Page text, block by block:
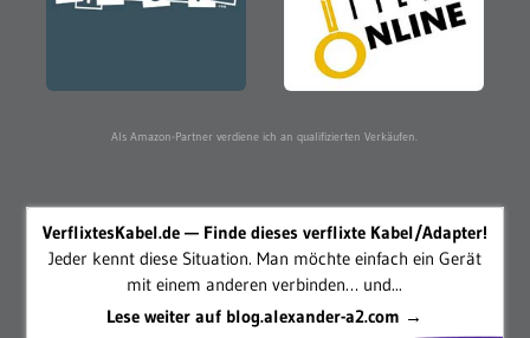
Als Amazon-Partner verdiene ich an qualifizierten Verkäufen.
VerflixtesKabel.de — Finde dieses verflixte Kabel/Adapter!
Jeder kennt diese Situation. Man möchte einfach ein Gerät
mit einem anderen verbinden… und...
Lese weiter auf blog.alexander-a2.com →